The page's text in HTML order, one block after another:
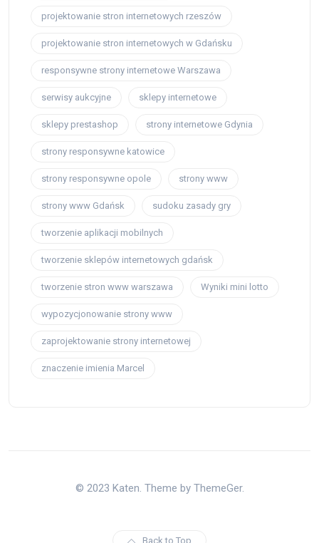
projektowanie stron internetowych rzeszów
projektowanie stron internetowych w Gdańsku
responsywne strony internetowe Warszawa
serwisy aukcyjne sklepy internetowe
sklepy prestashop strony internetowe Gdynia
strony responsywne katowice
strony responsywne opole strony www
strony www Gdańsk sudoku zasady gry
tworzenie aplikacji mobilnych
tworzenie sklepów internetowych gdańsk
tworzenie stron www warszawa Wyniki mini lotto
wypozycjonowanie strony www
zaprojektowanie strony internetowej
znaczenie imienia Marcel
© 2023 Katen. Theme by ThemeGer.
Back to Top